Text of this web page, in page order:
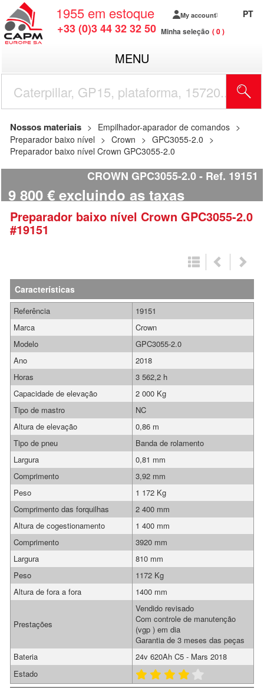
1955 em estoque
+33 (0)3 44 32 32 50
My account
Minha seleção 0
PT
MENU
Nossos materiais
Empilhador-aparador de comandos
Preparador baixo nível
Crown
GPC3055-2.0
Preparador baixo nível Crown GPC3055-2.0
CROWN GPC3055-2.0 Ref. 19151
9 800 € excluindo as taxas
Preparador baixo nível Crown GPC3055-2.0
#19151
Características
Referência
19151
Marca
Crown
Modelo
GPC3055-2.0
Ano
2018
Horas
3 562,2 h
Capacidade de elevação
2 000 Kg
Tipo de mastro
NC
Altura de elevação
0,86 m
Tipo de pneu
Banda de rolamento
Largura
0,81 mm
Comprimento
3,92 mm
Peso
1 172 Kg
Comprimento das forquilhas
2 400 mm
Altura de cogestionamento
1 400 mm
Comprimento
3920 mm
Largura
810 mm
Peso
1172 Kg
Altura de fora a fora
1400 mm
Prestações
Vendido revisado
Com controle de manutenção
(vgp ) em dia
Garantia de 3 meses das peças
Bateria
24v 620Ah C5 - Mars 2018
Estado